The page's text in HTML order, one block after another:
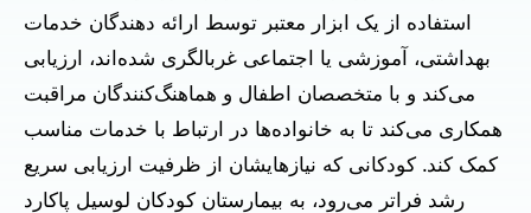
استفاده از یک ابزار معتبر توسط ارائه دهندگان خدمات
بهداشتی، آموزشی یا اجتماعی غربالگری شده‌اند، ارزیابی
می‌کند و با متخصصان اطفال و هماهنگ‌کنندگان مراقبت
همکاری می‌کند تا به خانواده‌ها در ارتباط با خدمات مناسب
کمک کند. کودکانی که نیازهایشان از ظرفیت ارزیابی سریع
رشد فراتر می‌رود، به بیمارستان کودکان لوسیل پاکارد